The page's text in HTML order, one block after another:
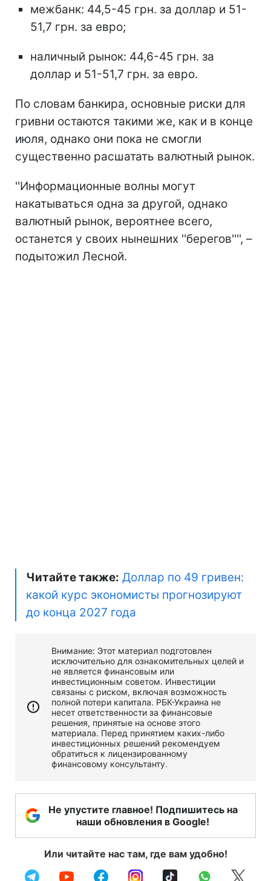
межбанк: 44,5-45 грн. за доллар и 51-
51,7 грн. за евро;
наличный рынок: 44,6-45 грн. за
доллар и 51-51,7 грн. за евро.
По словам банкира, основные риски для
гривни остаются такими же, как и в конце
июля, однако они пока не смогли
существенно расшатать валютный рынок.
''Информационные волны могут
накатываться одна за другой, однако
валютный рынок, вероятнее всего,
останется у своих нынешних ''берегов'''', –
подытожил Лесной.
Читайте также: Доллар по 49 гривен:
какой курс экономисты прогнозируют
до конца 2027 года
Внимание: Этот материал подготовлен
исключительно для ознакомительных целей и
не является финансовым или
инвестиционным советом. Инвестиции
связаны с риском, включая возможность
полной потери капитала. РБК-Украина не
несет ответственности за финансовые
решения, принятые на основе этого
материала. Перед принятием каких-либо
инвестиционных решений рекомендуем
обратиться к лицензированному
финансовому консультанту.
Не упустите главное! Подпишитесь на
наши обновления в Google!
Или читайте нас там, где вам удобно!